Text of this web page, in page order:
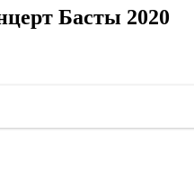
Басты 2020